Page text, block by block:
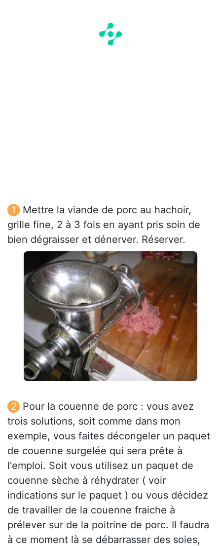
Mettre la viande de porc au hachoir,
grille fine, 2 à 3 fois en ayant pris soin de
bien dégraisser et dénerver. Réserver.
Pour la couenne de porc : vous avez
trois solutions, soit comme dans mon
exemple, vous faites décongeler un paquet
de couenne surgelée qui sera prête à
l'emploi. Soit vous utilisez un paquet de
couenne sèche à réhydrater ( voir
indications sur le paquet ) ou vous décidez
de travailler de la couenne fraiche à
prélever sur de la poitrine de porc. Il faudra
à ce moment là se débarrasser des soies,